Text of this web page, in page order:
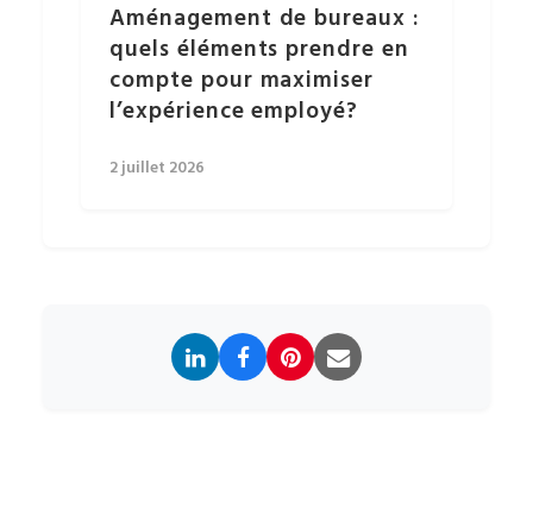
Aménagement de bureaux :
quels éléments prendre en
compte pour maximiser
l’expérience employé?
2 juillet 2026